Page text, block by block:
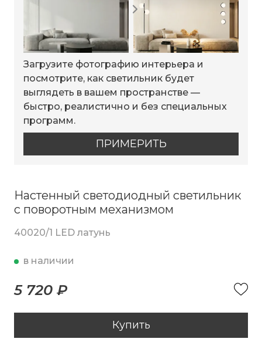
Загрузите фотографию интерьера и
посмотрите, как светильник будет
выглядеть в вашем пространстве —
быстро, реалистично и без специальных
программ.
ПРИМЕРИТЬ
Настенный светодиодный светильник
с поворотным механизмом
40020/1 LED латунь
в наличии
5 720 ₽
Купить